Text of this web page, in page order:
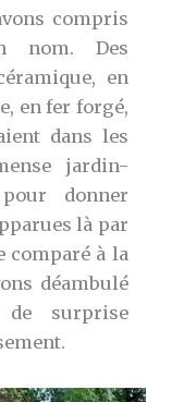
compris
nom. Des
en
en fer forgé,
dans les
jardin-
donner
là par
comparé à la
déambulé
de surprise